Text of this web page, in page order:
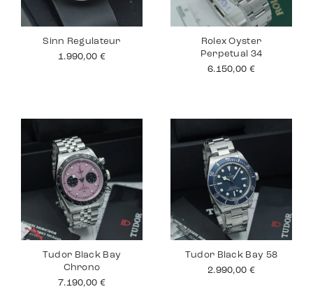
Sinn Regulateur
1.990,00 €
Rolex Oyster
Perpetual 34
6.150,00 €
Tudor Black Bay
Chrono
7.190,00 €
Tudor Black Bay 58
2.990,00 €